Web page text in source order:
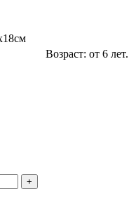
Возраст: от 6 лет.
+